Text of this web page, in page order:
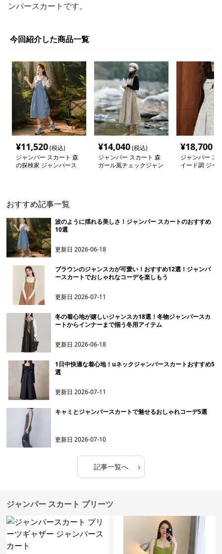
ンパースカートです。
今回紹介した商品一覧
¥11,520(税込)
ジャンパー スカート 森
の探検家 ジャンパース
¥14,040(税込)
ジャンパー スカート 森
ガール風チェックジャン
¥18,700
ジャンパー ス
イード調 ジャ
おすすめ記事一覧
波のように揺れる美しさ！ジャンパー スカートのおすすめ
10選
更新日2026-06-18
ブラウンのジャンスカが可愛い！おすすめ12選！ジャンパ
ースカートでおしゃれなコーデを楽しもう
更新日2026-07-11
冬の着心地が嬉しいジャンスカ18選！冬物ジャンパースカ
ートからインナーまで揃う冬用アイテム
更新日2026-06-18
1日中快適な着心地！uネックジャンパースカートおすすめ5
選
更新日2026-07-11
キャミとジャンパースカートで魅せるおしゃれコーデ5選
更新日2026-07-10
記事一覧へ ›
ジャンパー スカート プリーツ